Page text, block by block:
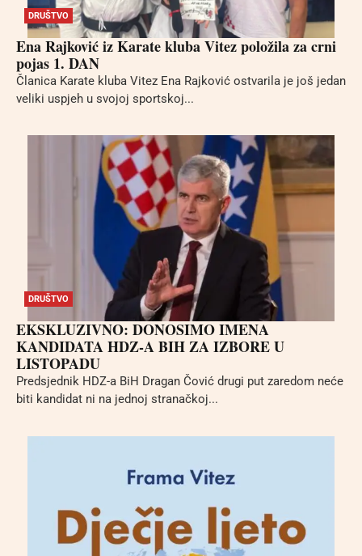
DRUŠTVO
Ena Rajković iz Karate kluba Vitez položila za crni
pojas 1. DAN
Članica Karate kluba Vitez Ena Rajković ostvarila je još jedan
veliki uspjeh u svojoj sportskoj...
DRUŠTVO
EKSKLUZIVNO: DONOSIMO IMENA
KANDIDATA HDZ-A BIH ZA IZBORE U
LISTOPADU
Predsjednik HDZ-a BiH Dragan Čović drugi put zaredom neće
biti kandidat ni na jednoj stranačkoj...